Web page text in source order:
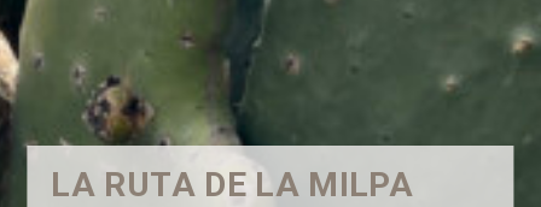
LA RUTA DE LA MILPA